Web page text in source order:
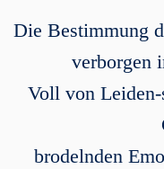
Die Bestimmung
verborgen
Voll von
brodelnden